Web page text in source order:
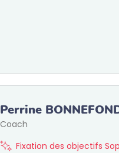
Perrine
Coach
Fixation des objectifs